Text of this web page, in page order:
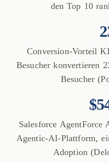
den Top 10
Conversion-Vorteil
Besucher konvertieren
Besucher
Salesforce AgentForce
Agentic-AI-Plattform,
Adoption